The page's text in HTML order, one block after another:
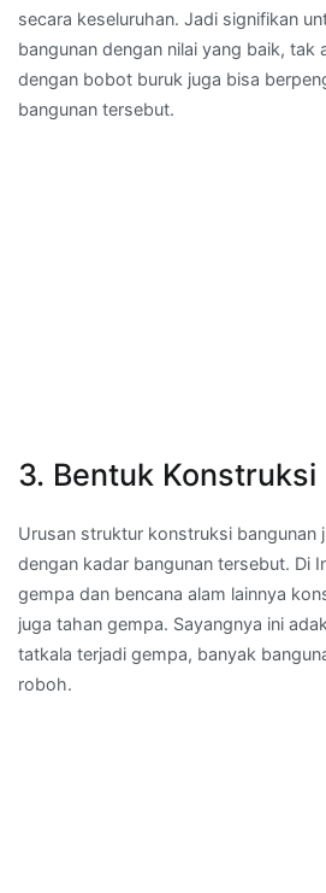
secara keseluruhan. Jadi signifikan
bangunan dengan nilai yang baik, tak
dengan bobot buruk juga bisa
bangunan tersebut.
3. Bentuk Konstruksi
Urusan struktur konstruksi bangunan
dengan kadar bangunan tersebut. Di
gempa dan bencana alam lainnya
juga tahan gempa. Sayangnya ini
tatkala terjadi gempa, banyak
roboh.